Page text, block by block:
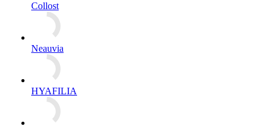
Collost
Neauvia
HYAFILIA